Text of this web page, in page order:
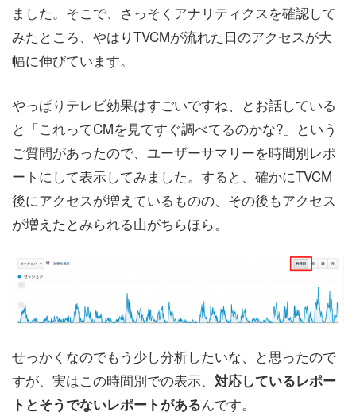
ました。そこで、さっそくアナリティクスを確認して
みたところ、やはりTVCMが流れた日のアクセスが大
幅に伸びています。
やっぱりテレビ効果はすごいですね、とお話している
と「これってCMを見てすぐ調べてるのかな?」という
ご質問があったので、ユーザーサマリーを時間別レポ
ートにして表示してみました。すると、確かにTVCM
後にアクセスが増えているものの、その後もアクセス
が増えたとみられる山がちらほら。
せっかくなのでもう少し分析したいな、と思ったので
すが、実はこの時間別での表示、 対応しているレポー
トとそうでないレポートがあるんです。